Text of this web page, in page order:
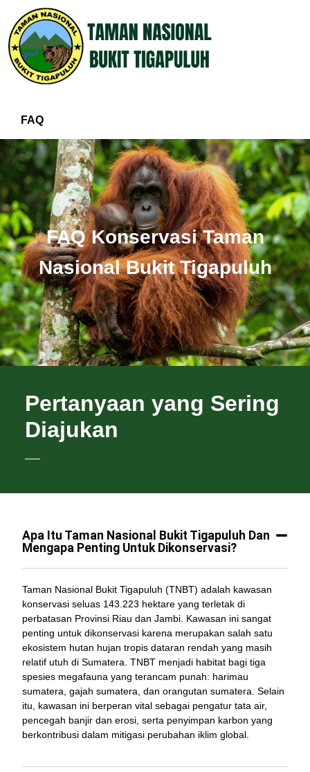
FAQ
FAQ Konservasi Taman
Nasional Bukit Tigapuluh
Pertanyaan yang Sering
Diajukan
Apa Itu Taman Nasional Bukit Tigapuluh Dan
Mengapa Penting Untuk Dikonservasi?
Taman Nasional Bukit Tigapuluh (TNBT) adalah kawasan
konservasi seluas 143.223 hektare yang terletak di
perbatasan Provinsi Riau dan Jambi. Kawasan ini sangat
penting untuk dikonservasi karena merupakan salah satu
ekosistem hutan hujan tropis dataran rendah yang masih
relatif utuh di Sumatera. TNBT menjadi habitat bagi tiga
spesies megafauna yang terancam punah: harimau
sumatera, gajah sumatera, dan orangutan sumatera. Selain
itu, kawasan ini berperan vital sebagai pengatur tata air,
pencegah banjir dan erosi, serta penyimpan karbon yang
berkontribusi dalam mitigasi perubahan iklim global.